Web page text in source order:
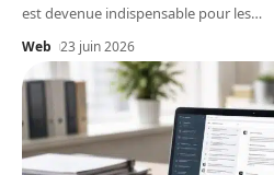
est devenue indispensable pour les…
Web 23 juin 2026